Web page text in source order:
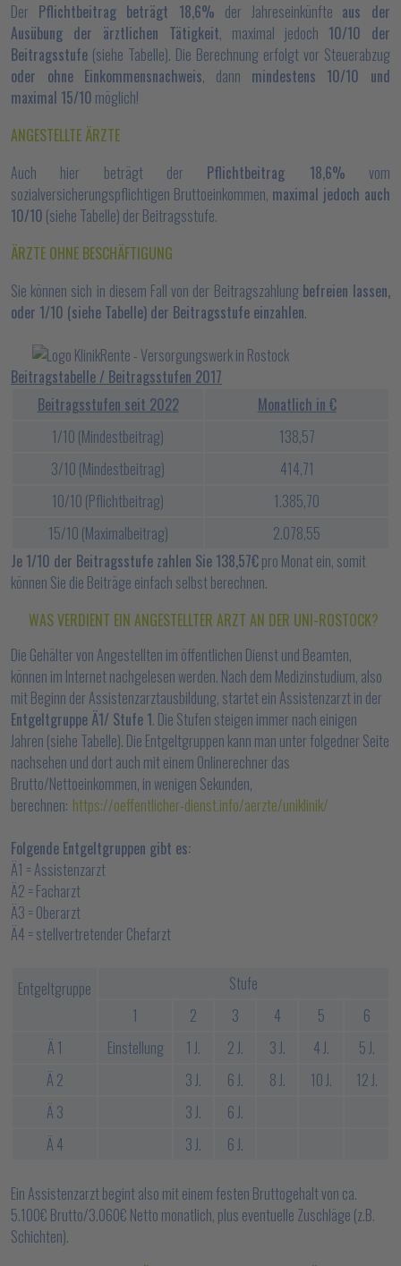
Der Pflichtbeitrag beträgt 18,6% der Jahreseinkünfte aus der
Ausübung der ärztlichen Tätigkeit, maximal jedoch 10/10 der
Beitragsstufe (siehe Tabelle). Die Berechnung erfolgt vor Steuerabzug
oder ohne Einkommensnachweis, dann mindestens 10/10 und
maximal 15/10 möglich!
ANGESTELLTE ÄRZTE
Auch hier beträgt der Pflichtbeitrag 18,6% vom
sozialversicherungspflichtigen Bruttoeinkommen, maximal jedoch auch
10/10 (siehe Tabelle) der Beitragsstufe.
ÄRZTE OHNE BESCHÄFTIGUNG
Sie können sich in diesem Fall von der Beitragszahlung befreien lassen,
oder 1/10 (siehe Tabelle) der Beitragsstufe einzahlen.
Beitragstabelle / Beitragsstufen 2017
Beitragsstufen seit 2022
Monatlich in €
1/10 (Mindestbeitrag)
138,57
3/10 (Mindestbeitrag)
414,71
10/10 (Pflichtbeitrag)
1.385,70
15/10 (Maximalbeitrag)
2.078,55
Je 1/10 der Beitragsstufe zahlen Sie 138,57€pro Monat ein, somit
können Sie die Beiträge einfach selbst berechnen.
WAS VERDIENT EIN ANGESTELLTER ARZT AN DER UNI-ROSTOCK?
Die Gehälter von Angestellten im öffentlichen Dienst und Beamten,
können im Internet nachgelesen werden. Nach dem Medizinstudium, also
mit Beginn der Assistenzarztausbildung, startet ein Assistenzarzt in der
Entgeltgruppe Ä1/ Stufe 1. Die Stufen steigen immer nach einigen
Jahren (siehe Tabelle). Die Entgeltgruppen kann man unter folgedner Seite
nachsehen und dort auch mit einem Onlinerechner das
Brutto/Nettoeinkommen, in wenigen Sekunden,
berechnen: https://oeffentlicher-dienst.info/aerzte/uniklinik/
Folgende Entgeltgruppen gibt es:
Ä1 = Assistenzarzt
Ä2 = Facharzt
Ä3 = Oberarzt
Ä4 = stellvertretender Chefarzt
Entgeltgruppe
Stufe
1
2 3 4 5
6
Ä 1
Einstellung 1 J. 2 J. 3 J. 4 J.
5 J.
Ä 2
3 J. 6 J. 8 J. 10 J.
12 J.
Ä 3
3 J.
6 J.
Ä 4
3 J. 6 J.
Ein Assistenzarzt begint also mit einem festen Bruttogehalt von ca.
5.100€ Brutto/3.060€ Netto monatlich, plus eventuelle Zuschläge (z.B.
Schichten).